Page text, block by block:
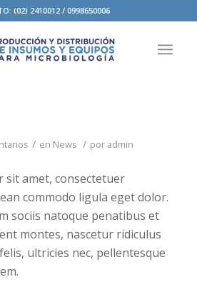
(02) 2410012 / 0998650006
/ en News / por admin
sit amet, consectetuer
commodo ligula eget dolor.
sociis natoque penatibus et
montes, nascetur ridiculus
ultricies nec, pellentesque